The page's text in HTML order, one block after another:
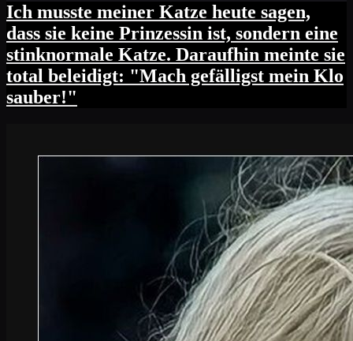
Ich musste meiner Katze heute sagen,
dass sie keine Prinzessin ist, sondern eine
stinknormale Katze. Daraufhin meinte sie
total beleidigt: "Mach gefälligst mein Klo
sauber!"